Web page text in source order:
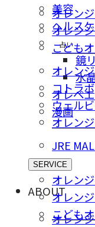
美容
ヘルス
占い
鏡
水
オレペ
漫画
オレン
オレン
こども
オレン
コトラボ
ウェル
オレン
JRE
SERVICE
オレン
オレン
こども
ABOUT
オレン